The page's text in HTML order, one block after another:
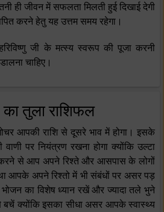
ही जीवन में सफलता मिलती हुई दिखाई देगी
करने हेतु यह उत्तम समय रहेगा।
जी के मत्स्य स्वरूप की पूजा करनी
चाहिए।
तुला राशिफल
आपकी राशि से दूसरे भाव में होगा। इसके
पर नियंत्रण रखना होगा क्योंकि उल्टा
करने से आप अपने रिश्ते और आसपास के लोगों
आपके अपने रिश्तो में भी संबंधों पर असर पड़
का विशेष ध्यान रखें और ज्यादा तले भुने
क्योंकि इसका सीधा असर आपके स्वास्थ्य